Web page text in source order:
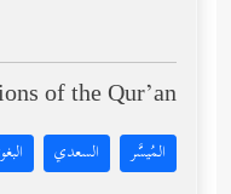
of the Qur’an:
المُيسَّر السعدي